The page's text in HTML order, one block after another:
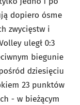
dopiero ósme
zwycięstw i
uległ 0:3
biegunie
dziesięciu
23 punktów
- w bieżącym